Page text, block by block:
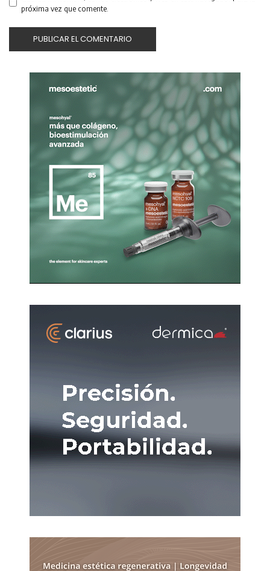
próxima vez que comente.